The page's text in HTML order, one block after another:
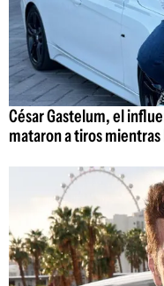
César Gastelum, el
mataron a tiros